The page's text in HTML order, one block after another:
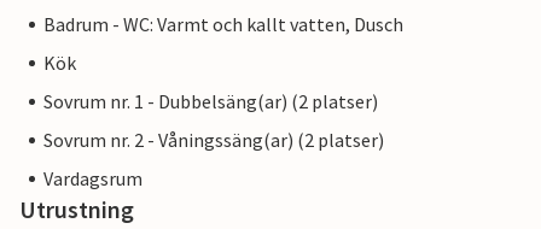
Badrum - WC: Varmt och kallt vatten, Dusch
Kök
Sovrum nr. 1 - Dubbelsäng(ar) (2 platser)
Sovrum nr. 2 - Våningssäng(ar) (2 platser)
Vardagsrum
Utrustning